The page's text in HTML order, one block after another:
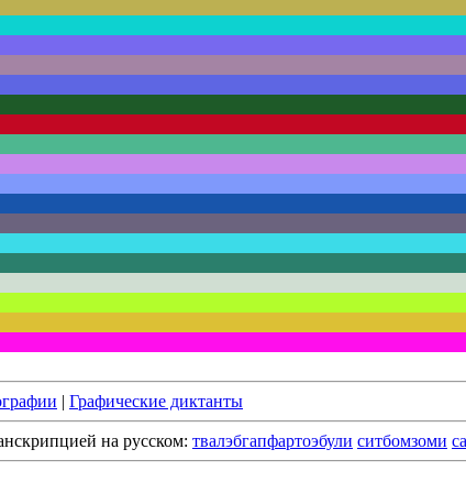
| Графические диктанты
на русском: твалэбгапфартоэбули ситбомзоми